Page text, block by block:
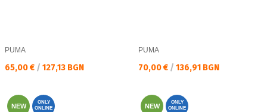
PUMA
Текуща цена:
65,00 € / 127,13 BGN
PUMA
Текуща цена:
70,00 € / 136,91 BGN
NEW
ONLY
ONLINE
NEW
ONLY
ONLINE